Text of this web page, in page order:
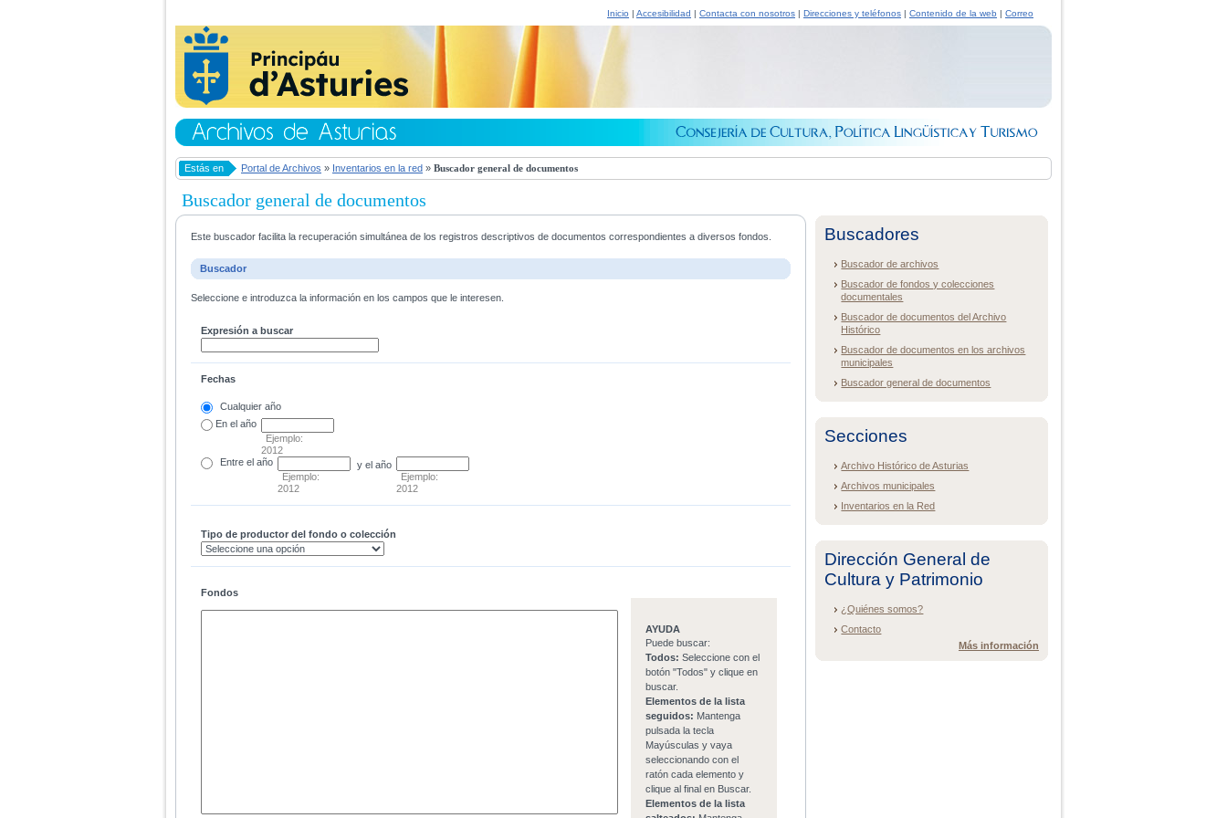
Inicio | Accesibilidad | Contacta con nosotros | Direcciones y teléfonos | Contenido de la web | Correo
Estás en Portal de Archivos » Inventarios en la red » Buscador general de documentos
Buscador general de documentos
Este buscador facilita la recuperación simultánea de los registros descriptivos de documentos correspondientes a diversos fondos.
Buscador
Seleccione e introduzca la información en los campos que le interesen.
Expresión a buscar
Fechas
Cualquier año
En el año
Ejemplo:
2012
Entre el año
Ejemplo:
2012
y el año
Ejemplo:
2012
Tipo de productor del fondo o colección
Fondos
AYUDA
Puede buscar:
Todos: Seleccione con el
botón "Todos" y clique en
buscar.
Elementos de la lista
seguidos: Mantenga
pulsada la tecla
Mayúsculas y vaya
seleccionando con el
ratón cada elemento y
clique al final en Buscar.
Elementos de la lista
Buscadores
Buscador de archivos
Buscador de fondos y colecciones
documentales
Buscador de documentos del Archivo
Histórico
Buscador de documentos en los archivos
municipales
Buscador general de documentos
Secciones
Archivo Histórico de Asturias
Archivos municipales
Inventarios en la Red
Dirección General de
Cultura y Patrimonio
¿Quiénes somos?
Contacto
Más información